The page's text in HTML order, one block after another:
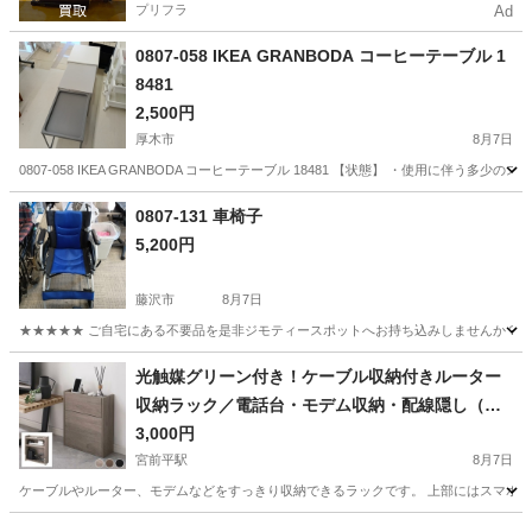
プリフラ Ad
0807-058 IKEA GRANBODA コーヒーテーブル 1
8481
2,500円
厚木市 8月7日
0807-058 IKEA GRANBODA コーヒーテーブル 18481 【状態】 ・使用に伴う多少の
神奈川 厚木市 テーブル 現地
0807-131 車椅子
5,200円
藤沢市 8月7日
★★★★★ ご自宅にある不要品を是非ジモティースポットへお持ち込みしませんか？
神奈川 藤沢市 椅子 車椅子
光触媒グリーン付き！ケーブル収納付きルーター
収納ラック／電話台・モデム収納・配線隠し（木
目グレージュ）
3,000円
宮前平駅 8月7日
ケーブルやルーター、モデムなどをすっきり収納できるラックです。 上部にはスマ